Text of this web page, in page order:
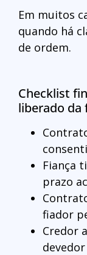
Em muitos
quando há
de ordem.
Checklist
liberado da
Fiança
prazo
fiador
Credor
devedor